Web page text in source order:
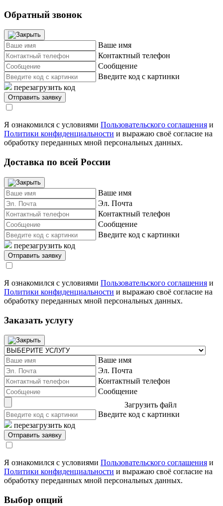
Обратный звонок
Ваше имя
Контактный телефон
Сообщение
Введите код с картинки
перезагрузить код
Я ознакомился с условиями Пользовательского соглашения и
Политики конфиденциальности и выражаю своё согласие на
обработку переданных мной персональных данных.
Доставка по всей России
Ваше имя
Эл. Почта
Контактный телефон
Сообщение
Введите код с картинки
перезагрузить код
Я ознакомился с условиями Пользовательского соглашения и
Политики конфиденциальности и выражаю своё согласие на
обработку переданных мной персональных данных.
Заказать услугу
Ваше имя
Эл. Почта
Контактный телефон
Сообщение
Загрузить файл
Введите код с картинки
перезагрузить код
Я ознакомился с условиями Пользовательского соглашения и
Политики конфиденциальности и выражаю своё согласие на
обработку переданных мной персональных данных.
Выбор опций